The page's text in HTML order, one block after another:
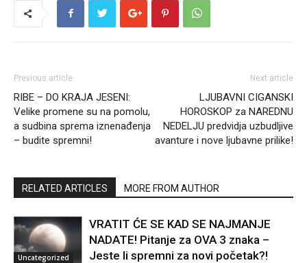
Previous article
RIBE – DO KRAJA JESENI:
Velike promene su na pomolu,
a sudbina sprema iznenađenja
– budite spremni!
Next article
LJUBAVNI CIGANSKI
HOROSKOP za NAREDNU
NEDELJU predvidja uzbudljive
avanture i nove ljubavne prilike!
RELATED ARTICLES MORE FROM AUTHOR
Uncategorized
VRATIT ĆE SE KAD SE NAJMANJE
NADATE! Pitanje za OVA 3 znaka –
Jeste li spremni za novi početak?!